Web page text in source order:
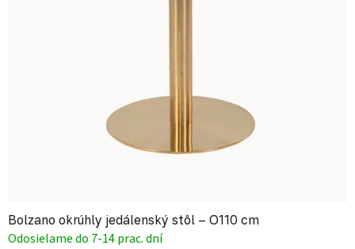
Bolzano okrúhly jedálenský stôl – O110 cm
Odosielame do 7-14 prac. dní